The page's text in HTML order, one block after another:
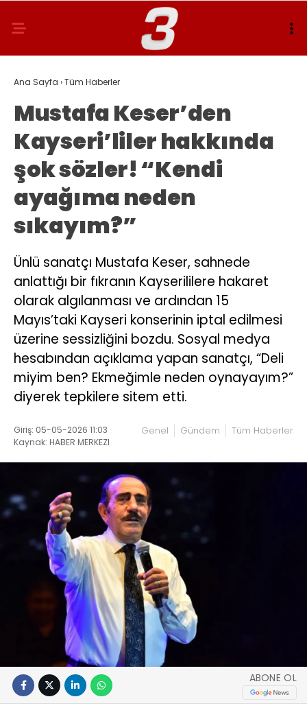
Ana Sayfa ›Tüm Haberler
Mustafa Keser’den
Kayseri’liler hakkında
şok sözler! “Kendi
ayağıma neden
sıkayım?”
Ünlü sanatçı Mustafa Keser, sahnede
anlattığı bir fıkranın Kayserililere hakaret
olarak algılanması ve ardından 15
Mayıs’taki Kayseri konserinin iptal edilmesi
üzerine sessizliğini bozdu. Sosyal medya
hesabından açıklama yapan sanatçı, “Deli
miyim ben? Ekmeğimle neden oynayayım?”
diyerek tepkilere sitem etti.
Giriş: 05-05-2026 11:03
Kaynak: HABER MERKEZI
Genel Gündem Tüm Haberler
ABONE OL